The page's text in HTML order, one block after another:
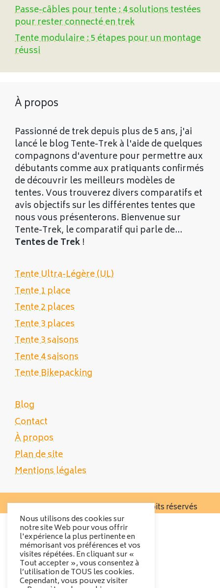
Passe-câbles pour tente : 4 solutions testées
pour rester connecté en trek
Tente modulaire : 5 étapes pour un montage
réussi
À propos
Passionné de trek depuis plus de 5 ans, j'ai
lancé le blog Tente-Trek à l'aide de quelques
compagnons d'aventure pour permettre aux
débutants comme aux pratiquants confirmés
de découvrir les meilleurs modèles de
tentes. Vous trouverez divers comparatifs et
avis objectifs sur les différentes tentes que
nous vous présenterons. Bienvenue sur
Tente-Trek, le comparatif qui parle de...
Tentes de Trek !
Tente Ultra-Légère (UL)
Tente 1 place
Tente 2 places
Tente 3 places
Tente 3 saisons
Tente 4 saisons
Tente Bikepacking
Blog
Contact
À propos
Plan de site
Mentions légales
Copyright 2025 Tente Trek - Tous droits réservés
Nous utilisons des cookies sur
notre site Web pour vous offrir
l'expérience la plus pertinente en
mémorisant vos préférences et vos
visites répétées. En cliquant sur «
Tout accepter », vous consentez à
l’utilisation de TOUS les cookies.
Cependant, vous pouvez visiter